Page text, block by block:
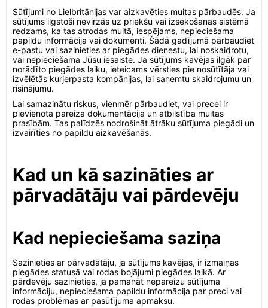
Sūtījumi no Lielbritānijas var aizkavēties muitas pārbaudēs. Ja
sūtījums ilgstoši nevirzās uz priekšu vai izsekošanas sistēmā
redzams, ka tas atrodas muitā, iespējams, nepieciešama
papildu informācija vai dokumenti. Šādā gadījumā pārbaudiet
e-pastu vai sazinieties ar piegādes dienestu, lai noskaidrotu,
vai nepieciešama Jūsu iesaiste. Ja sūtījums kavējas ilgāk par
norādīto piegādes laiku, ieteicams vērsties pie nosūtītāja vai
izvēlētās kurjerpasta kompānijas, lai saņemtu skaidrojumu un
risinājumu.
Lai samazinātu riskus, vienmēr pārbaudiet, vai precei ir
pievienota pareiza dokumentācija un atbilstība muitas
prasībām. Tas palīdzēs nodrošināt ātrāku sūtījuma piegādi un
izvairīties no papildu aizkavēšanās.
Kad un kā sazināties ar
pārvadātāju vai pārdevēju
Kad nepieciešama saziņa
Sazinieties ar pārvadātāju, ja sūtījums kavējas, ir izmaiņas
piegādes statusā vai rodas bojājumi piegādes laikā. Ar
pārdevēju sazinieties, ja pamanāt nepareizu sūtījuma
informāciju, nepieciešama papildu informācija par preci vai
rodas problēmas ar pasūtījuma apmaksu.